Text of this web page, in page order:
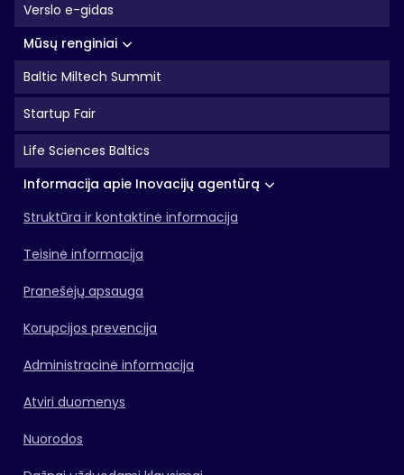
Verslo e-gidas
Mūsų renginiai
Baltic Miltech Summit
Startup Fair
Life Sciences Baltics
Informacija apie Inovacijų agentūrą
Struktūra ir kontaktinė informacija
Teisinė informacija
Pranešėjų apsauga
Korupcijos prevencija
Administracinė informacija
Atviri duomenys
Nuorodos